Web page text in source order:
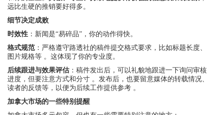
远比生硬的推销要好得多。
细节决定成败
时效性 ：新闻是“易碎品”，你的动作得快。
格式规范 ：严格遵守路透社的稿件提交格式要求，比如标题长度、
图片规格等 。这体现了你的专业度。
后续跟进与效果评估 ：稿件发出后，可以礼貌地跟进一下询问审核
进度，但要注意方式和分寸 。发布后，也要留意媒体的转载情况、
读者的反馈等，以便为后续工作提供参考 。
加拿大市场的一些特别提醒